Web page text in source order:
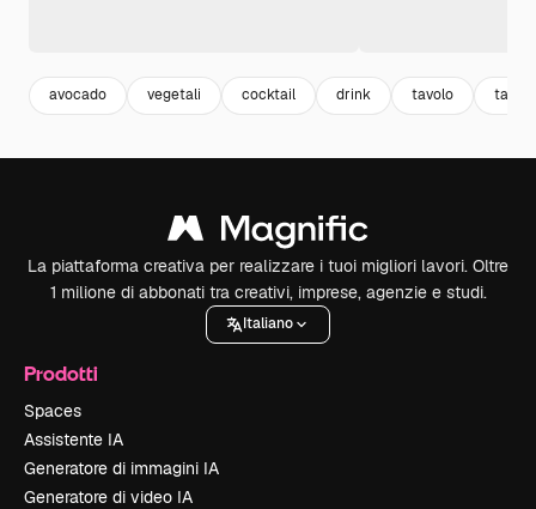
avocado vegetali cocktail drink tavolo table
La piattaforma creativa per realizzare i tuoi migliori lavori. Oltre
1 milione di abbonati tra creativi, imprese, agenzie e studi.
Italiano
Prodotti
Spaces
Assistente IA
Generatore di immagini IA
Generatore di video IA